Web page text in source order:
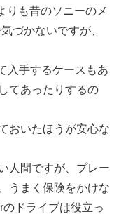
りも昔のソニーのメ
づかないですが、
入手するケースもあ
てあったりするの
おいたほうが安心な
人間ですが、プレー
うまく保険をかけな
ドライブは役立っ